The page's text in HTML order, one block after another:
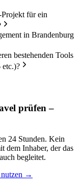
Projekt für ein
in Brandenburg
bestehenden Tools
prüfen –
24 Stunden. Kein
dem Inhaber, der das
begleitet.
nutzen →